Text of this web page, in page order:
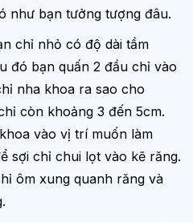
như bạn tưởng tượng đâu.
chỉ nhỏ có độ dài tầm
đó bạn quấn 2 đầu chỉ vào
nha khoa ra sao cho
còn khoảng 3 đến 5cm.
vào vị trí muốn làm
sợi chỉ chui lọt vào kẽ răng.
ôm xung quanh răng và